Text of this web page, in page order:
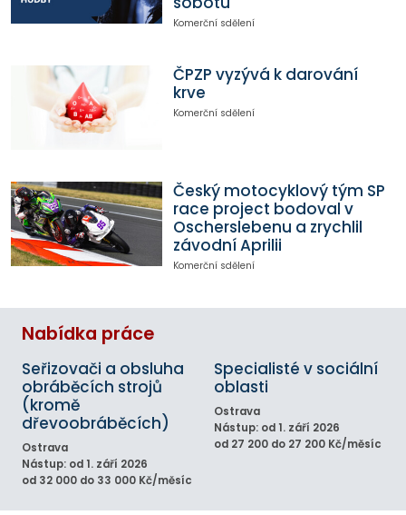
Komerční sdělení
ČPZP vyzývá k darování
krve
Komerční sdělení
Český motocyklový tým SP
race project bodoval v
Oscherslebenu a zrychlil
závodní Aprilii
Komerční sdělení
Nabídka práce
Seřizovači a obsluha
obráběcích strojů
(kromě
dřevoobráběcích)
Ostrava
Nástup: od 1. září 2026
od 32 000 do 33 000 Kč/měsíc
Specialisté v sociální
oblasti
Ostrava
Nástup: od 1. září 2026
od 27 200 do 27 200 Kč/měsíc